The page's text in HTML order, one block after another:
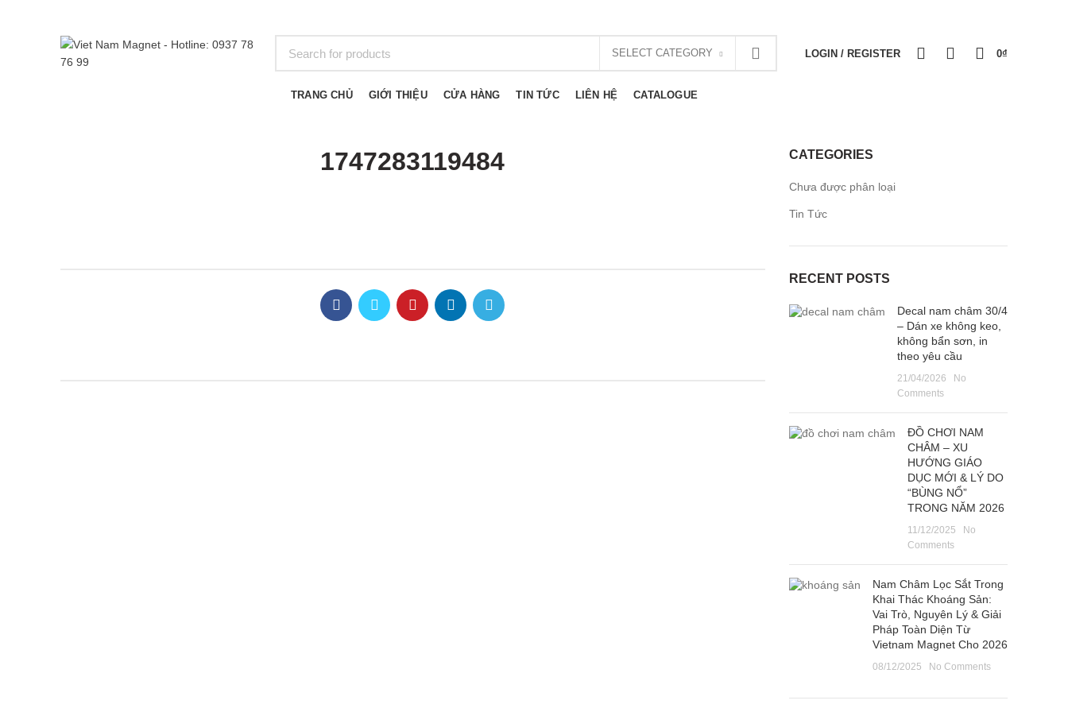
SELECT CATEGORY LOGIN / REGISTER 0₫
TRANG CHỦ GIỚI THIỆU CỬA HÀNG TIN TỨC LIÊN HỆ CATALOGUE
1747283119484 CATEGORIES
Chưa được phân loại
Tin Tức
RECENT POSTS
Decal nam châm 30/4
– Dán xe không keo,
không bẩn sơn, in
theo yêu cầu
21/04/2026
No
Comments
ĐỒ CHƠI NAM
CHÂM – XU
HƯỚNG GIÁO
DỤC MỚI & LÝ DO
“BÙNG NỔ”
TRONG NĂM 2026
11/12/2025
No
Comments
Nam Châm Lọc Sắt Trong
Khai Thác Khoáng Sản:
Vai Trò, Nguyên Lý & Giải
Pháp Toàn Diện Từ
Vietnam Magnet Cho 2026
08/12/2025 No Comments